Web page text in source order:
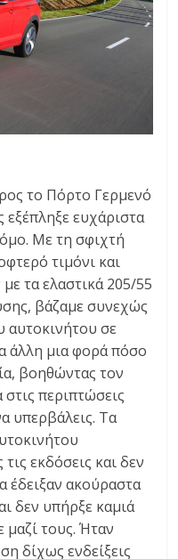
το Πόρτο Γερμενό
ευχάριστα
Με τη σφιχτή
τιμόνι και
τα ελαστικά 205/55
βάζαμε συνεχώς
αυτοκινήτου σε
άλλη μια φορά πόσο
βοηθώντας τον
περιπτώσεις
υπερβάλεις. Τα
εκδόσεις και δεν
έδειξαν ακούραστα
δεν υπήρξε καμιά
τους. Ήταν
δίχως ενδείξεις